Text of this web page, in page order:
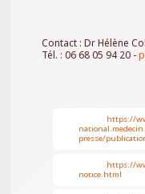
Contact : Dr Hélène
Tél. : 06 68 05 94 20 -
https://
presse/
https://
notice.html